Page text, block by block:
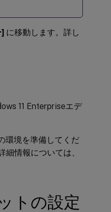
] に移動します。詳し
11 Enterpriseエデ
環境を準備してくだ
情報については、
トの設定